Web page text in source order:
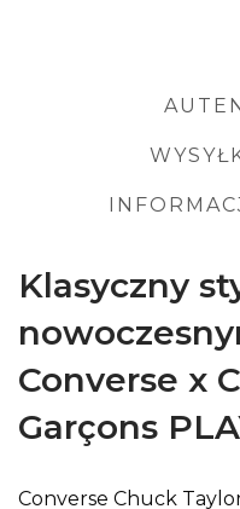
Klasyczny
Converse x
Garçons
Converse Chuck